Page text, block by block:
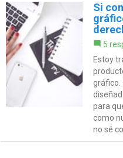
Si
5
Estoy
gráfico.
para
como
no sé